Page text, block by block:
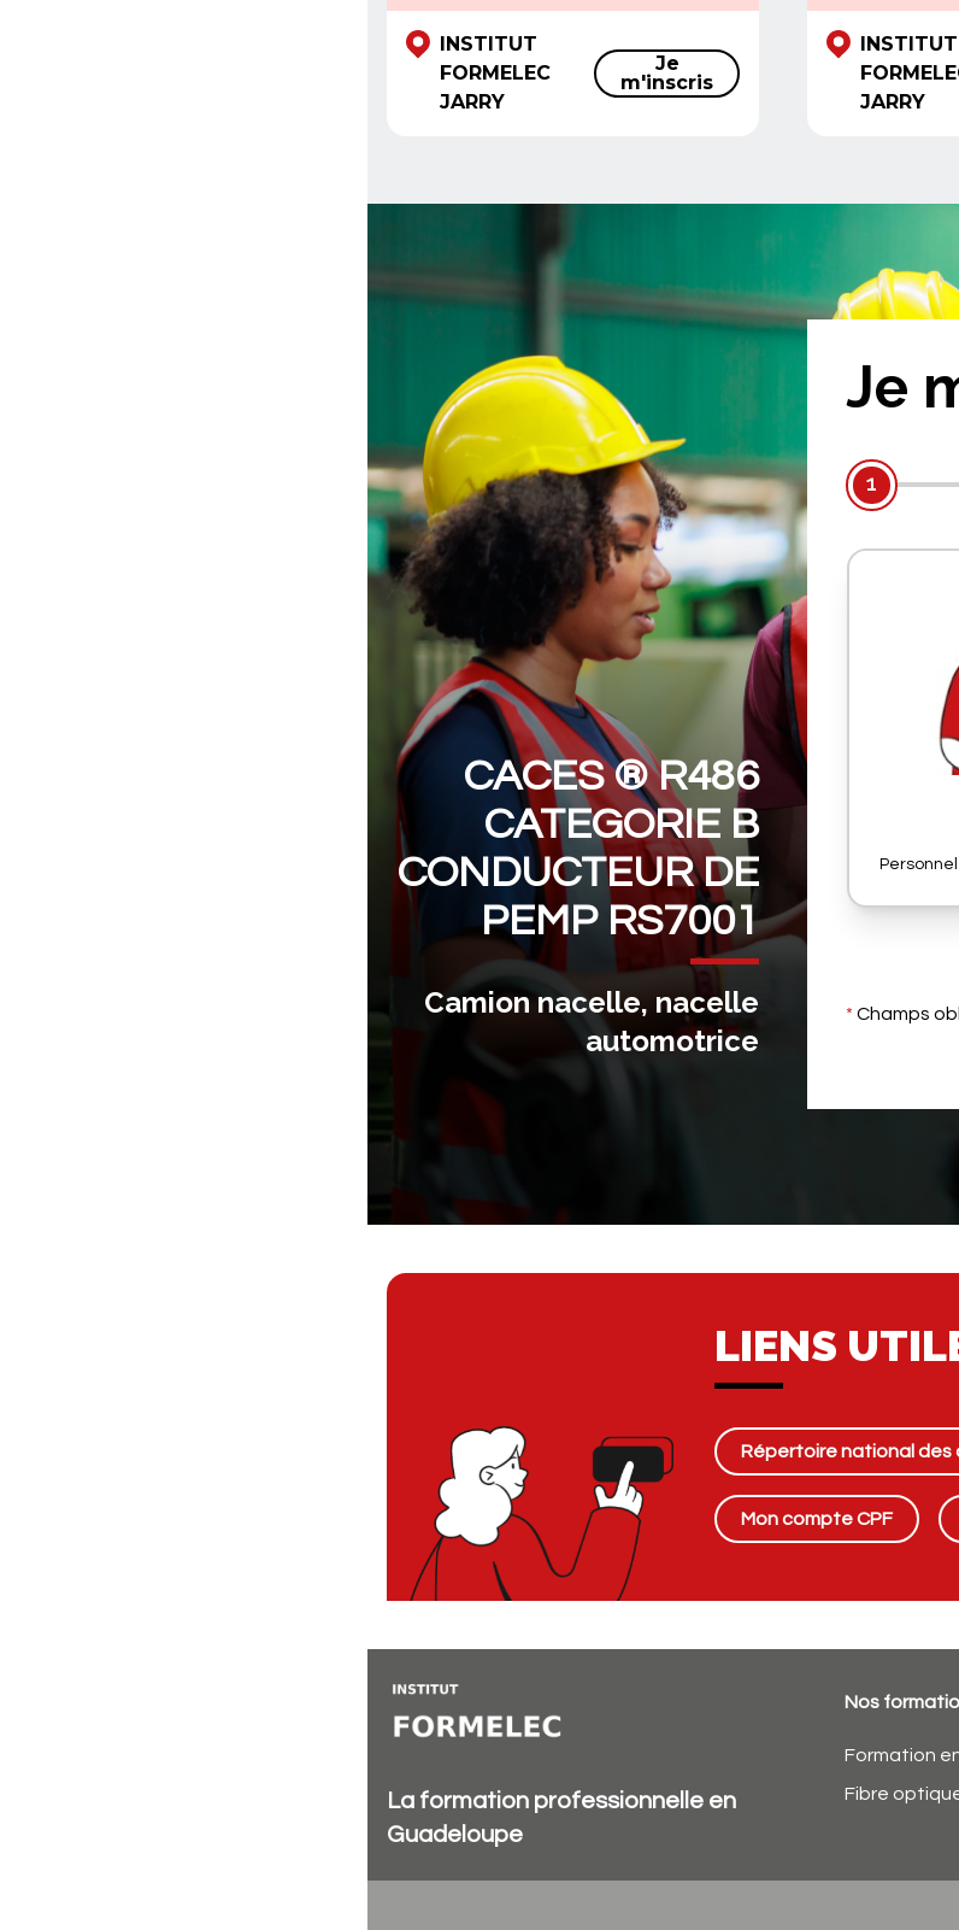
INSTITUT
FORMELEC
JARRY
Je
m'inscris
INSTITUT
JARRY
CACES ® R486
CATEGORIE B
CONDUCTEUR DE
PEMP RS7001
Camion nacelle, nacelle
automotrice
Je
1
* Champs
LIENS
Répertoire national
Mon compte CPF
La formation professionnelle en
Guadeloupe
Nos
Formation
Fibre